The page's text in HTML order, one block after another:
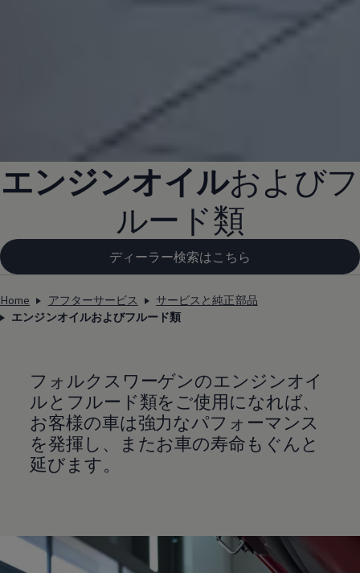
エンジンオイルおよびフ
ルード類
ディーラー検索はこちら
Home アフターサービス
サービスと純正部品
エンジンオイルおよびフルード類
フォルクスワーゲンのエンジンオイ
ルとフルード類をご使用になれば、
お客様の車は強力なパフォーマンス
を発揮し、またお車の寿命もぐんと
延びます。